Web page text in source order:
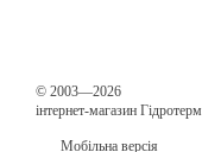
© 2003—2026
інтернет-магазин Гідротерм
Мобільна версія